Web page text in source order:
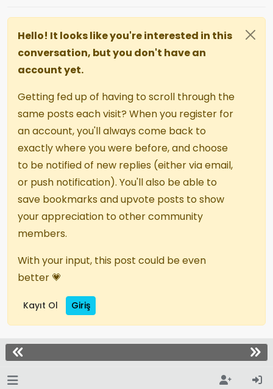
Hello! It looks like you're interested in this
conversation, but you don't have an
account yet.
Getting fed up of having to scroll through the
same posts each visit? When you register for
an account, you'll always come back to
exactly where you were before, and choose
to be notified of new replies (either via email,
or push notification). You'll also be able to
save bookmarks and upvote posts to show
your appreciation to other community
members.
With your input, this post could be even
better 💗
Kayıt Ol Giriş